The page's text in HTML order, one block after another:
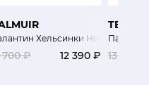
сиреневыйХельсинки Helsinki
700 ₽ 12 390 ₽ 13 680 ₽